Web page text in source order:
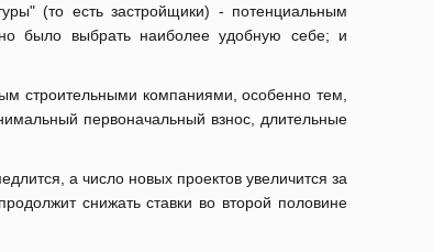
(то есть застройщики) - потенциальным
было выбрать наиболее удобную себе; и
строительными компаниями, особенно тем,
первоначальный взнос, длительные
а число новых проектов увеличится за
снижать ставки во второй половине